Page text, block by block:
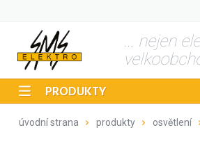
... nejen
PRODUKTY
úvodní strana produkty osvětlení